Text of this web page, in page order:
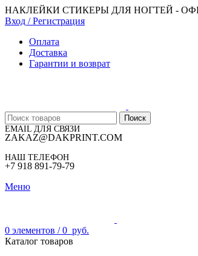
НАКЛЕЙКИ СТИКЕРЫ ДЛЯ НОГТЕЙ -
Вход / Регистрация
Оплата
Доставка
Гарантии и возврат
Поиск
EMAIL ДЛЯ СВЯЗИ
ZAKAZ@DAKPRINT.COM
НАШ ТЕЛЕФОН
+7 918 891-79-79
Меню
0 элементов / 0 руб.
Каталог товаров